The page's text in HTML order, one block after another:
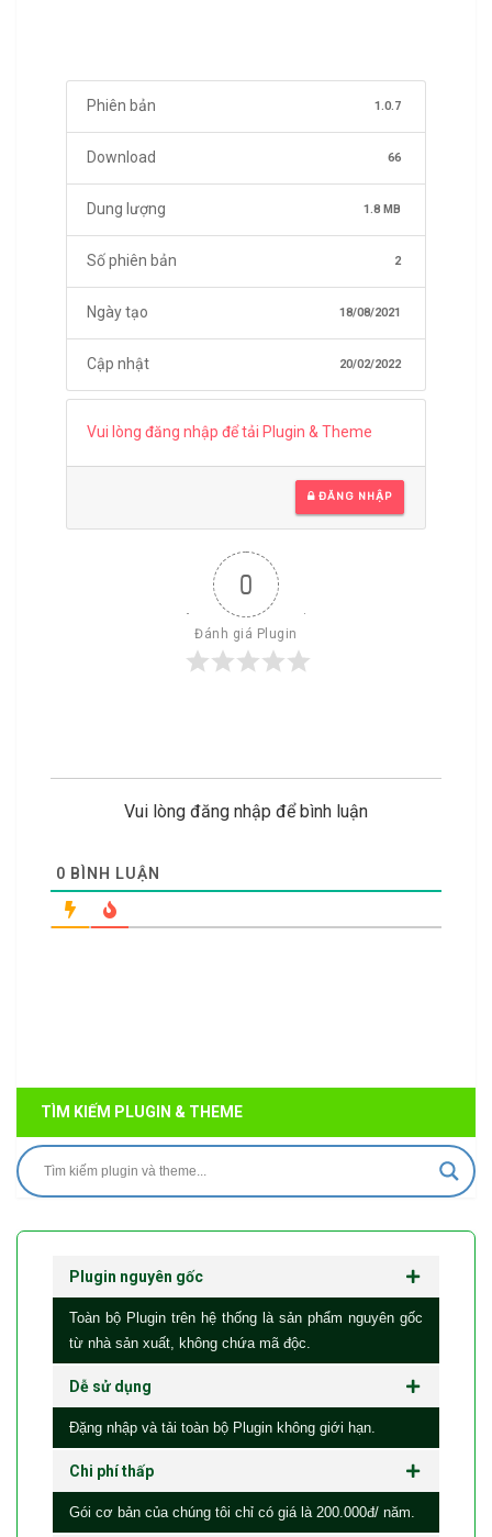
Phiên bản 1.0.7
Download 66
Dung lượng 1.8 MB
Số phiên bản 2
Ngày tạo 18/08/2021
Cập nhật 20/02/2022
Vui lòng đăng nhập để tải Plugin & Theme
ĐĂNG NHẬP
0
Đánh giá Plugin
Vui lòng đăng nhập để bình luận
0 BÌNH LUẬN
TÌM KIẾM PLUGIN & THEME
Plugin nguyên gốc
Toàn bộ Plugin trên hệ thống là sản phẩm nguyên gốc
từ nhà sản xuất, không chứa mã độc.
Dễ sử dụng
Đặng nhập và tải toàn bộ Plugin không giới hạn.
Chi phí thấp
Gói cơ bản của chúng tôi chỉ có giá là 200.000đ/ năm.